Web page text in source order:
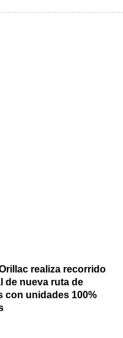
realiza recorrido
de nueva ruta de
con unidades 100%